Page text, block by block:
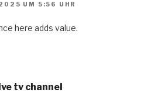
UM 5:56 UHR
here adds value.
tv channel